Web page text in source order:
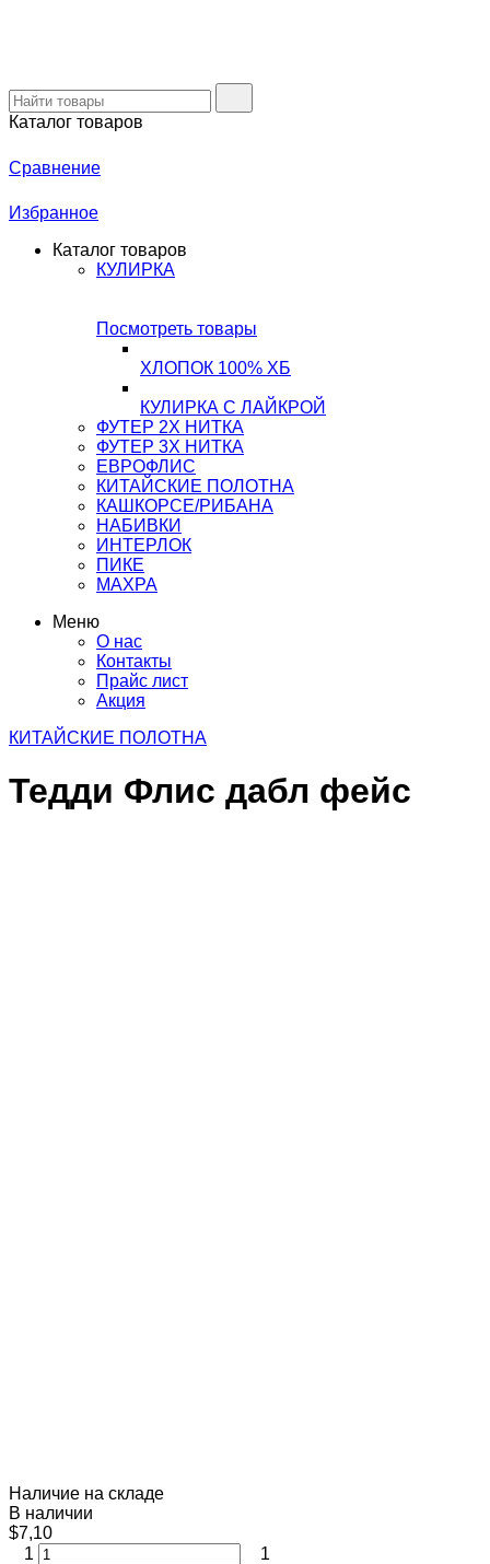
Каталог товаров
Сравнение
Избранное
Каталог товаров
КУЛИРКА
Посмотреть товары
ХЛОПОК 100% ХБ
КУЛИРКА С ЛАЙКРОЙ
ФУТЕР 2Х НИТКА
ФУТЕР 3Х НИТКА
ЕВРОФЛИС
КИТАЙСКИЕ ПОЛОТНА
КАШКОРСЕ/РИБАНА
НАБИВКИ
ИНТЕРЛОК
ПИКЕ
МАХРА
Меню
О нас
Контакты
Прайс лист
Акция
КИТАЙСКИЕ ПОЛОТНА
Тедди Флис дабл фейс
Наличие на складе
В наличии
$7,10
1
1